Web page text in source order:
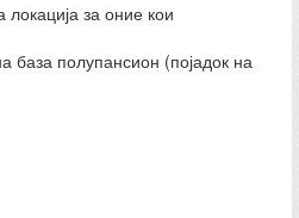
за оние кои
база полупансион (појадок на